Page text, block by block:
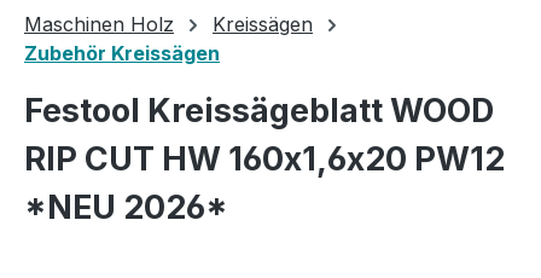
Maschinen Holz
Kreissägen
Zubehör Kreissägen
Festool Kreissägeblatt WOOD
RIP CUT HW 160x1,6x20 PW12
*NEU 2026*